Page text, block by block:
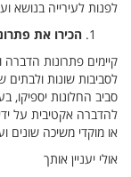
לפנות לעירייה בנושא
הכירו את
קיימים פתרונות
לסביבות שונות
סביב החלונות יספיקו,
להדברה אקטיבית על
או מוקדי משיכה שונים
אולי יעניין אותך